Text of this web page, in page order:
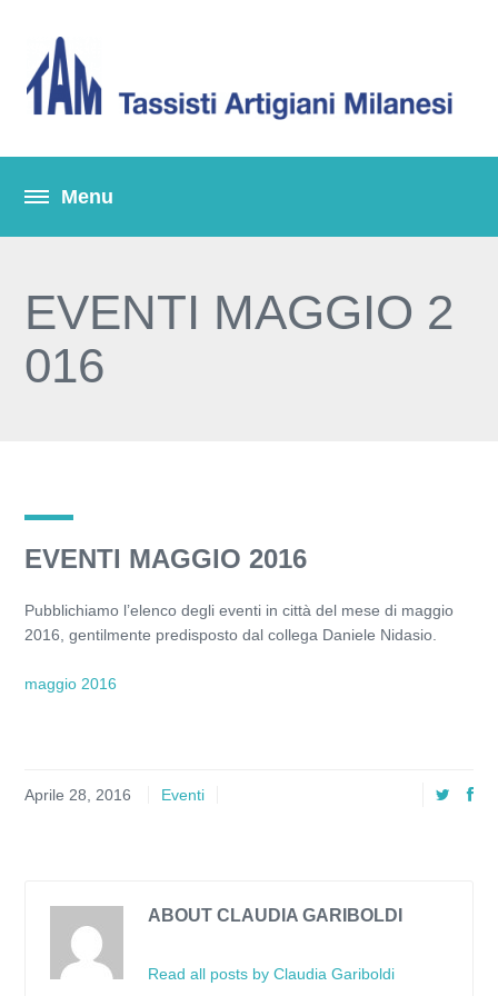
EVENTI MAGGIO 2
016
EVENTI MAGGIO 2016
Pubblichiamo l’elenco degli eventi in città del mese di maggio
2016, gentilmente predisposto dal collega Daniele Nidasio.
maggio 2016
Aprile 28, 2016 Eventi
ABOUT CLAUDIA GARIBOLDI
Read all posts by Claudia Gariboldi